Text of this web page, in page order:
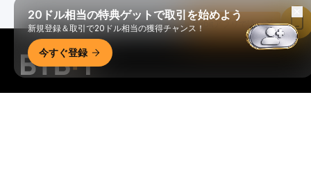
20ドル相当の特典ゲットで取引を始めよう
新規登録＆取引で20ドル相当の獲得チャンス！
今すぐ登録
Bybitアプリで読む